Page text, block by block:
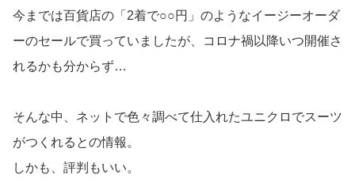
今までは百貨店の「2着で○○円」のようなイージーオーダ
ーのセールで買っていましたが、コロナ禍以降いつ開催さ
れるかも分からず…
そんな中、ネットで色々調べて仕入れたユニクロでスーツ
がつくれるとの情報。
しかも、評判もいい。